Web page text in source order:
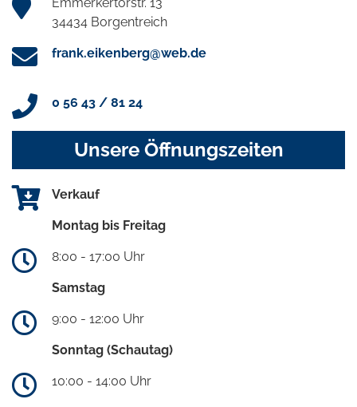
34434 Borgentreich
frank.eikenberg@web.de
0 56 43 / 81 24
Unsere Öffnungszeiten
Verkauf
Montag bis Freitag
8:00 - 17:00 Uhr
Samstag
9:00 - 12:00 Uhr
Sonntag (Schautag)
10:00 - 14:00 Uhr